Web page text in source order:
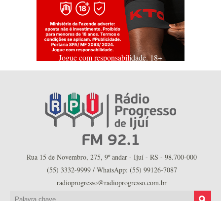
Jogue com responsabilidade. 18+
Rua 15 de Novembro, 275, 9º andar - Ijuí - RS - 98.700-000
(55) 3332-9999 / WhatsApp: (55) 99126-7087
radioprogresso@radioprogresso.com.br